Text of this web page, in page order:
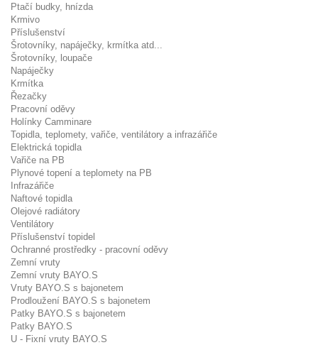
Ptačí budky, hnízda
Krmivo
Příslušenství
Šrotovníky, napáječky, krmítka atd...
Šrotovníky, loupače
Napáječky
Krmítka
Řezačky
Pracovní oděvy
Holínky Camminare
Topidla, teplomety, vařiče, ventilátory a infrazářiče
Elektrická topidla
Vařiče na PB
Plynové topení a teplomety na PB
Infrazářiče
Naftové topidla
Olejové radiátory
Ventilátory
Příslušenství topidel
Ochranné prostředky - pracovní oděvy
Zemní vruty
Zemní vruty BAYO.S
Vruty BAYO.S s bajonetem
Prodloužení BAYO.S s bajonetem
Patky BAYO.S s bajonetem
Patky BAYO.S
U - Fixní vruty BAYO.S